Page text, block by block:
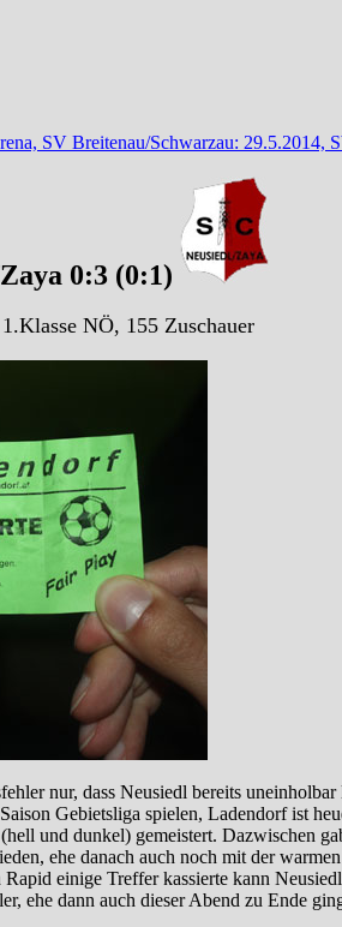
SV Breitenau/Schwarzau: 29.5.2014,
0:3 (0:1)
NÖ, 155 Zuschauer
nur, dass Neusiedl bereits
Gebietsliga spielen, Ladendorf ist
und dunkel) gemeistert. Dazwischen
ehe danach auch noch mit der
einige Treffer kassierte kann
dann auch dieser Abend zu Ende